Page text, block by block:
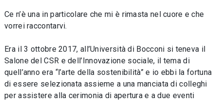
Ce n’è una in particolare che mi è rimasta nel cuore e che
vorrei raccontarvi.
Era il 3 ottobre 2017, all’Università di Bocconi si teneva il
Salone del CSR e dell’Innovazione sociale, il tema di
quell’anno era “l’arte della sostenibilità” e io ebbi la fortuna
di essere selezionata assieme a una manciata di colleghi
per assistere alla cerimonia di apertura e a due eventi